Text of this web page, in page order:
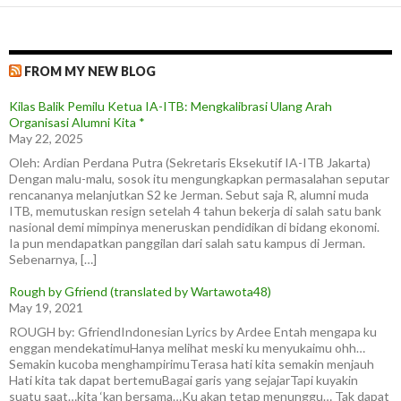
FROM MY NEW BLOG
Kilas Balik Pemilu Ketua IA-ITB: Mengkalibrasi Ulang Arah
Organisasi Alumni Kita *
May 22, 2025
Oleh: Ardian Perdana Putra (Sekretaris Eksekutif IA-ITB Jakarta)
Dengan malu-malu, sosok itu mengungkapkan permasalahan seputar
rencananya melanjutkan S2 ke Jerman. Sebut saja R, alumni muda
ITB, memutuskan resign setelah 4 tahun bekerja di salah satu bank
nasional demi mimpinya meneruskan pendidikan di bidang ekonomi.
Ia pun mendapatkan panggilan dari salah satu kampus di Jerman.
Sebenarnya, […]
Rough by Gfriend (translated by Wartawota48)
May 19, 2021
ROUGH by: GfriendIndonesian Lyrics by Ardee Entah mengapa ku
enggan mendekatimuHanya melihat meski ku menyukaimu ohh…
Semakin kucoba menghampirimuTerasa hati kita semakin menjauh
Hati kita tak dapat bertemuBagai garis yang sejajarTapi kuyakin
suatu saat…kita ‘kan bersama…Ku akan tetap menunggu… Tak dapat